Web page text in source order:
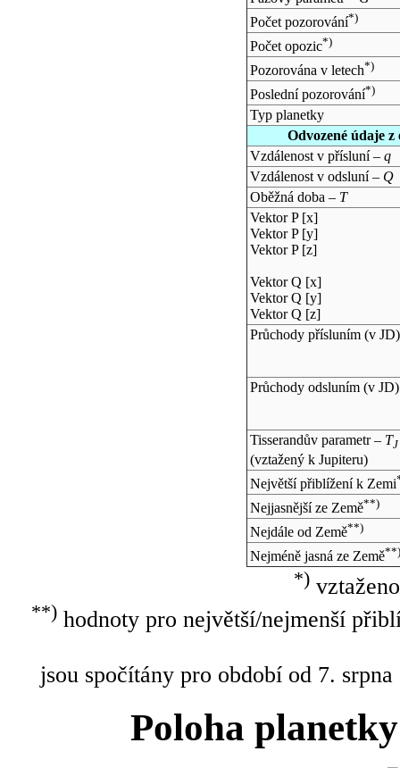
Počet pozorování*)
Počet opozic*)
Pozorována v letech*)
Poslední pozorování*)
Typ planetky
Odvozené údaje
Vzdálenost v přísluní – q
Vzdálenost v odsluní – Q
Oběžná doba – T
Vektor P [x]
Vektor P [y]
Vektor P [z]
Vektor Q [x]
Vektor Q [y]
Vektor Q [z]
Průchody přísluním (v JD)
Průchody odsluním (v JD)
Tisserandův parametr – TJ
(vztažený k Jupiteru)
Největší přiblížení k Zemi
Nejjasnější ze Země**)
Nejdále od Země**)
Nejméně jasná ze Země**)
*)
**)hodnoty pro největší/nejmenší
jsou spočítány pro období od 7.
Poloha